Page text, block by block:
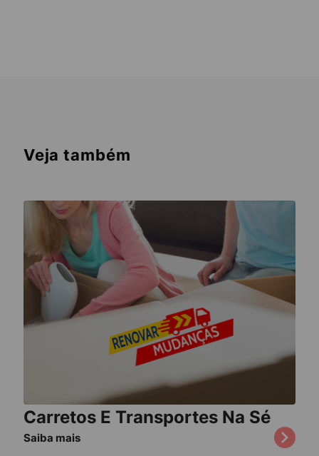
Veja também
Carretos E Transportes Na Sé
Saiba mais